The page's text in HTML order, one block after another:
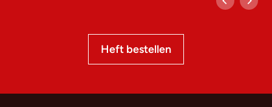
Heft bestellen